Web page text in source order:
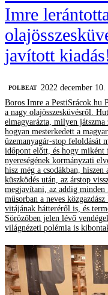
Imre
javított
‎POLBEAT 2022 december 10.
Boros Imre a PestiSrácok.hu
a nagy olajösszesküvésről.
elmagyarázta, milyen
hogyan mesterkedett a
üzemanyagár-stop feloldását
időpont előtt, és hogy miként
nyereségének kormányzati
hisz még a csodákban,
küszködés után, az árstop
megjavítani, az addig minden
műsorban a neves
vitájának hátteréről is, és
Sörözőben jelen lévő
világnézeti polémia is